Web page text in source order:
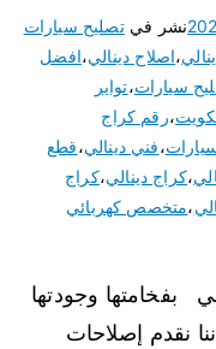
نشر فيتصليح سيارات
،اصلاح دينالي،افضل
سيارات،تواير
،رقم كراج
،فني دينالي،قطع
،كراج دينالي،كراج
،متخصص كهربائي
بفخامتها وجودتها
نقدم إصلاحات